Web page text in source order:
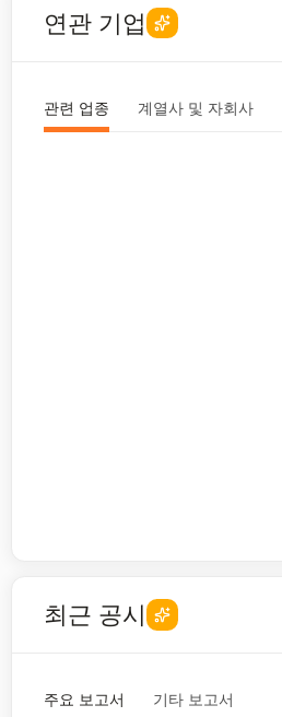
연관 기업
관련 업종 계열사 및 자회사
최근 공시
주요 보고서 기타 보고서